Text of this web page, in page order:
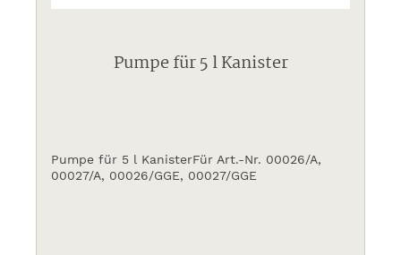
Pumpe für 5 l Kanister
Pumpe für 5 l KanisterFür Art.-Nr. 00026/A,
00027/A, 00026/GGE, 00027/GGE